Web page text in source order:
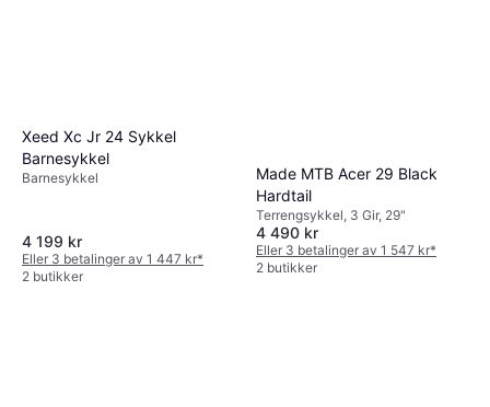
Xeed Xc Jr 24 Sykkel
Barnesykkel
Barnesykkel
4 199 kr
Eller 3 betalinger av 1 447 kr*
2 butikker
Made MTB Acer 29 Black
Hardtail
Terrengsykkel, 3 Gir, 29"
4 490 kr
Eller 3 betalinger av 1 547 kr*
2 butikker